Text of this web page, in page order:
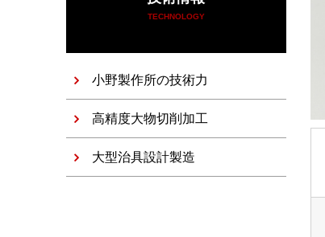
TECHNOLOGY
小野製作所の技術力
高精度大物切削加工
大型治具設計製造